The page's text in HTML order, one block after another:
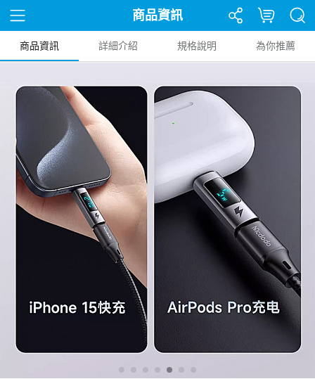
商品資訊
商品資訊 詳細介紹 規格說明 為你推薦